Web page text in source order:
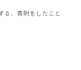
る、寄附をしたこと